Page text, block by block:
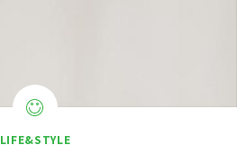
LIFE&STYLE